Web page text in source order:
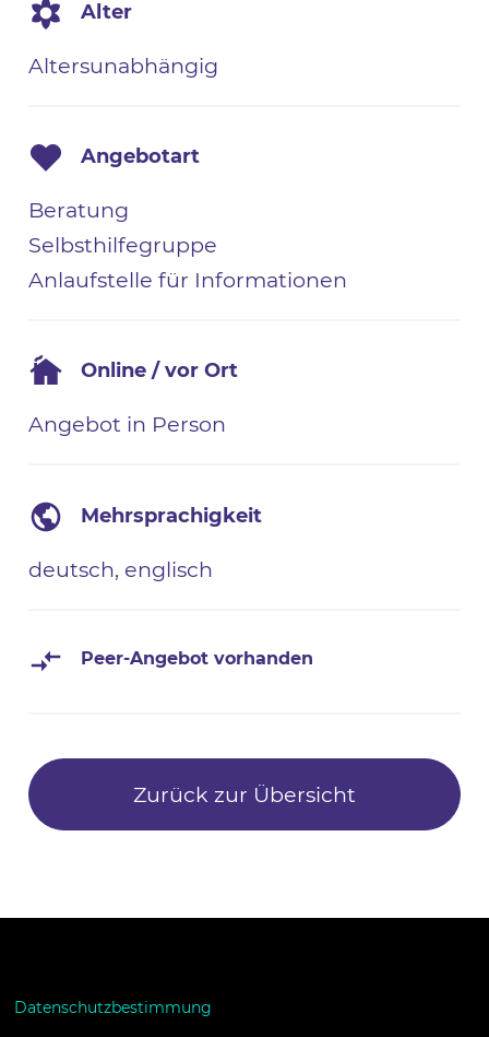
Alter
Altersunabhängig
Angebotart
Beratung
Selbsthilfegruppe
Anlaufstelle für Informationen
Online / vor Ort
Angebot in Person
Mehrsprachigkeit
deutsch, englisch
Peer-Angebot vorhanden
Zurück zur Übersicht
Datenschutzbestimmung